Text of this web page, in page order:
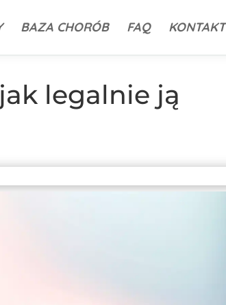
BAZA CHORÓB FAQ KONTAKT
legalnie ją